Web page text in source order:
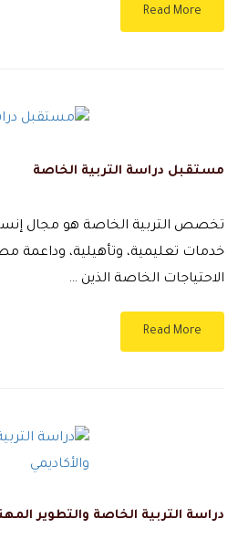
Read More
مستقبل دراسة التربية الخاصة
تخصص التربية الخاصة هو مجال
خدمات تعليمية، وتأهيلية، وداعمة
الاحتياجات الخاصة الذين …
Read More
دراسة التربية الخاصة والتطوير